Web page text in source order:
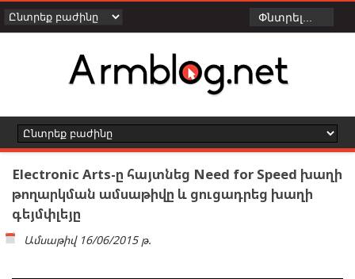
Electronic Arts-ը հայտնեց Need for Speed խաղի
թողարկման ամսաթիվը և ցուցադրեց խաղի
գեյմփլեյը
Ամսաթիվ 16/06/2015 թ.